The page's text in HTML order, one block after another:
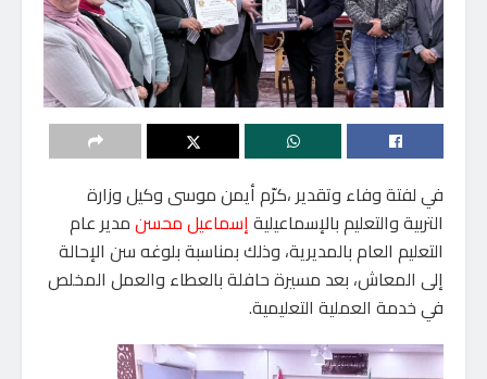
في لفتة وفاء وتقدير ،كرّم أيمن موسى وكيل وزارة
التربية والتعليم بالإسماعيليةإسماعيل محسنمدير عام
التعليم العام بالمديرية، وذلك بمناسبة بلوغه سن الإحالة
إلى المعاش، بعد مسيرة حافلة بالعطاء والعمل المخلص
في خدمة العملية التعليمية.